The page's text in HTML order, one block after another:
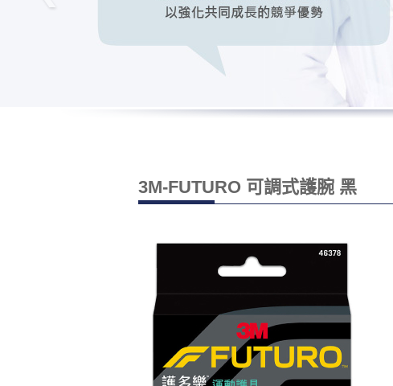
3M-FUTURO 可調式護腕 黑